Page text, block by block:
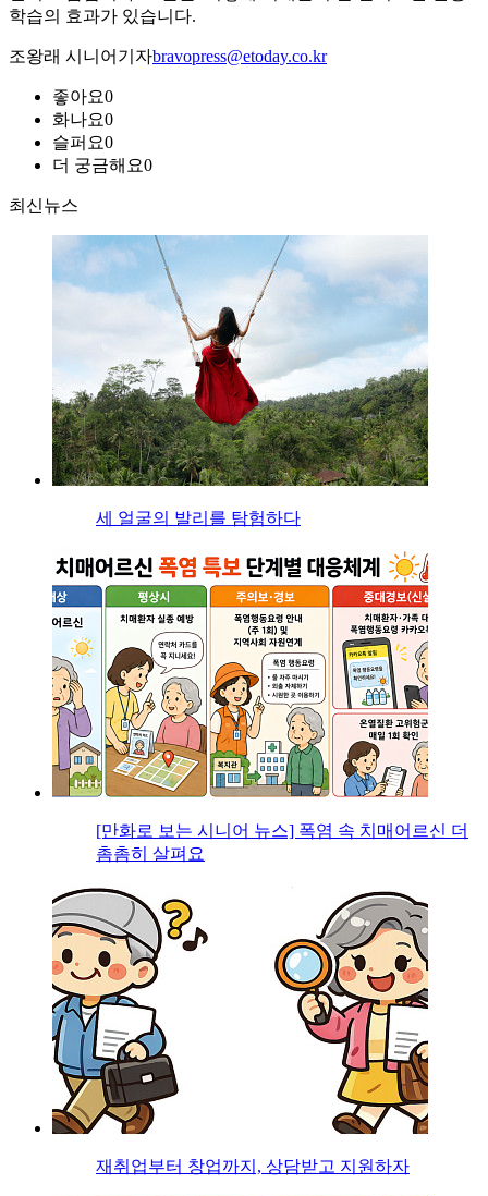
학습의 효과가 있습니다.
조왕래 시니어기자bravopress@etoday.co.kr
좋아요0
화나요0
슬퍼요0
더 궁금해요0
최신뉴스
세 얼굴의 발리를 탐험하다
[만화로 보는 시니어 뉴스] 폭염 속 치매어르신 더
촘촘히 살펴요
재취업부터 창업까지, 상담받고 지원하자